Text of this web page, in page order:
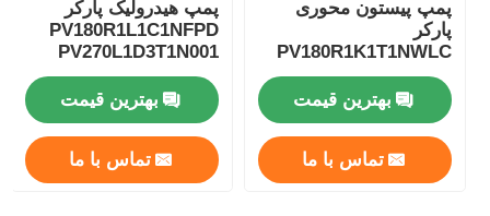
پمپ پیستون محوری
پارکر
PV180R1K1T1NWLC
پمپ های تجاری پارکر
بهترین قیمت
تماس با ما
پمپ هیدرولیک پارکر
PV180R1L1C1NFPD
PV270L1D3T1N001
بهترین قیمت
تماس با ما